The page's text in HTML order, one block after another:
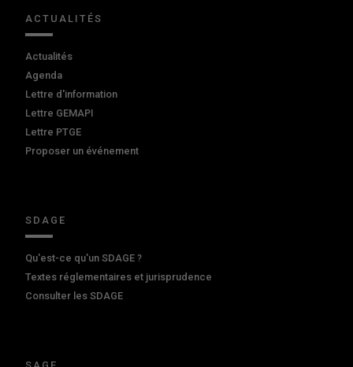
ACTUALITÉS
Actualités
Agenda
Lettre d'information
Lettre GEMAPI
Lettre PTGE
Proposer un événement
SDAGE
Qu'est-ce qu'un SDAGE ?
Textes réglementaires et jurisprudence
Consulter les SDAGE